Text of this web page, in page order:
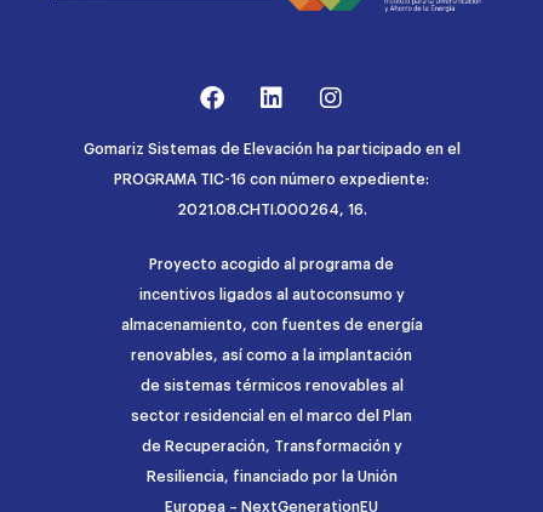
Gomariz Sistemas de Elevación ha participado en el
PROGRAMA TIC-16 con número expediente:
2021.08.CHTI.000264, 16.
Proyecto acogido al programa de
incentivos ligados al autoconsumo y
almacenamiento, con fuentes de energía
renovables, así como a la implantación
de sistemas térmicos renovables al
sector residencial en el marco del Plan
de Recuperación, Transformación y
Resiliencia, financiado por la Unión
Europea – NextGenerationEU